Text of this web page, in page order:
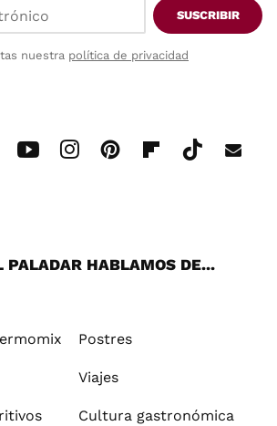
SUSCRIBIR
nuestra política de privacidad
PALADAR HABLAMOS DE...
Postres
Viajes
Cultura gastronómica